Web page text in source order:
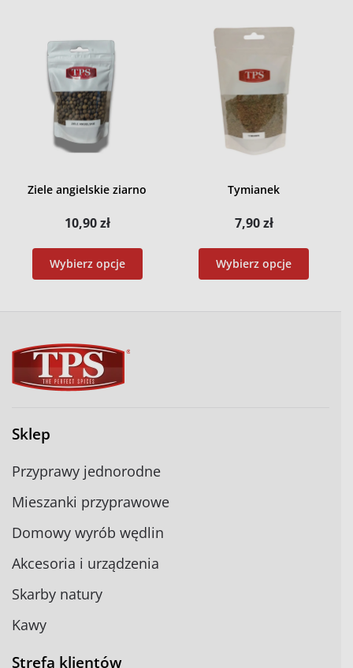
Ziele angielskie ziarno
10,90zł
Wybierz opcje
Tymianek
7,90zł
Wybierz opcje
Sklep
Przyprawy jednorodne
Mieszanki przyprawowe
Domowy wyrób wędlin
Akcesoria i urządzenia
Skarby natury
Kawy
Strefa klientów